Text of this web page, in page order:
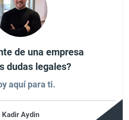
de una empresa
dudas legales?
aquí para ti.
Kadir Aydin